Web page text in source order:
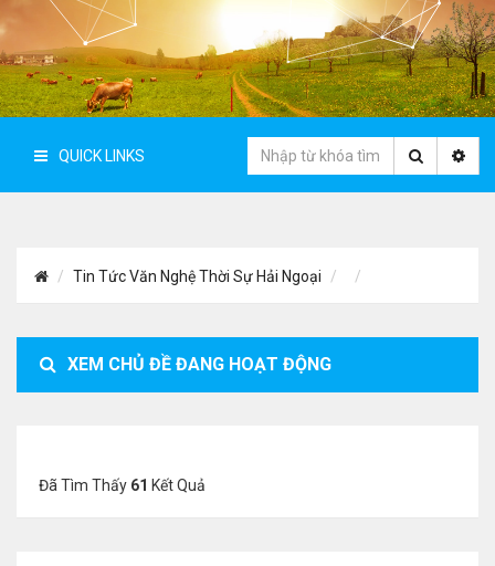
QUICK LINKS
Tin Tức Văn Nghệ Thời Sự Hải Ngoại
XEM CHỦ ĐỀ ĐANG HOẠT ĐỘNG
Đã Tìm Thấy 61 Kết Quả